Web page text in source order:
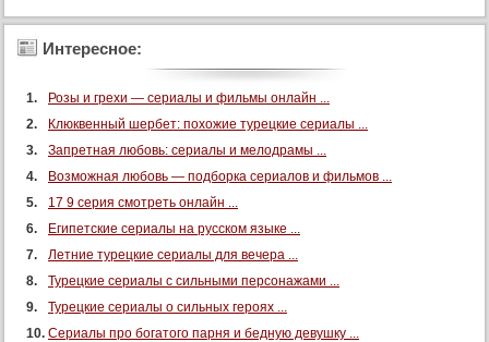
Интересное:
Розы и грехи — сериалы и фильмы онлайн ...
Клюквенный шербет: похожие турецкие сериалы ...
Запретная любовь: сериалы и мелодрамы ...
Возможная любовь — подборка сериалов и фильмов ...
17 9 серия смотреть онлайн ...
Египетские сериалы на русском языке ...
Летние турецкие сериалы для вечера ...
Турецкие сериалы с сильными персонажами ...
Турецкие сериалы о сильных героях ...
Сериалы про богатого парня и бедную девушку ...